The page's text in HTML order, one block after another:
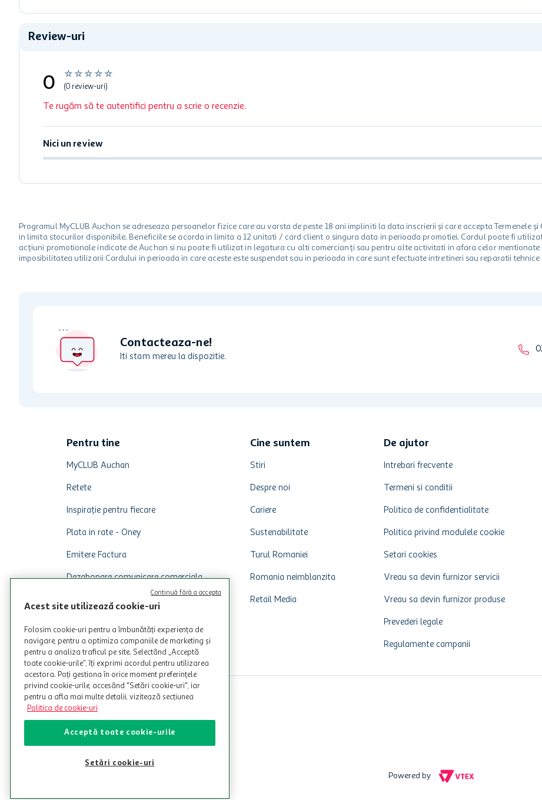
Review-uri
☆ ☆ ☆ ☆ ☆
0 (0 review-uri)
Te rugăm să te autentifici pentru a scrie o recenzie.
Nici un review
Programul MyCLUB Auchan se adreseaza persoanelor fizice care au varsta de peste 18 ani impliniti la data inscrierii și care accepta Termenele
in limita stocurilor disponibile. Beneficiile se acorda in limita a 12 unitati / card client o singura data in perioada promotiei. Cardul poate fi
acțiuni promotionale indicate de Auchan si nu poate fi utilizat in legatura cu alti comercianți sau pentru alte activitati in afara celor mentionate
imposibilitatea utilizarii Cardului in perioada in care aceste este suspendat sau in perioada in care sunt efectuate intretineri sau reparatii
Contacteaza-ne!
Iti stam mereu la dispozitie.
Pentru tine
MyCLUB Auchan
Retete
Inspirație pentru fiecare
Plata in rate - Oney
Emitere Factura
Dezabonare comunicare comerciala
Cine suntem
Stiri
Despre noi
Cariere
Sustenabilitate
Turul Romaniei
Romania neimblanzita
Retail Media
De ajutor
Intrebari frecvente
Termeni si conditii
Politica de confidentialitate
Politica privind modulele cookie
Setari cookies
Vreau sa devin furnizor servicii
Vreau sa devin furnizor produse
Prevederi legale
Regulamente campanii
Powered by
Acest site utilizează cookie-uri
Folosim cookie-uri pentru a îmbunătăți experiența de
navigare, pentru a optimiza campaniile de marketing și
pentru a analiza traficul pe site. Selectând „Acceptă
toate cookie-urile”, îți exprimi acordul pentru utilizarea
acestora. Poți gestiona în orice moment preferințele
privind cookie-urile, accesând "Setări cookie-uri", iar
pentru a afla mai multe detalii, vizitează secțiunea
Politica de cookie-uri
Acceptă toate cookie-urile
Setări cookie-uri
Continuă fără a accepta